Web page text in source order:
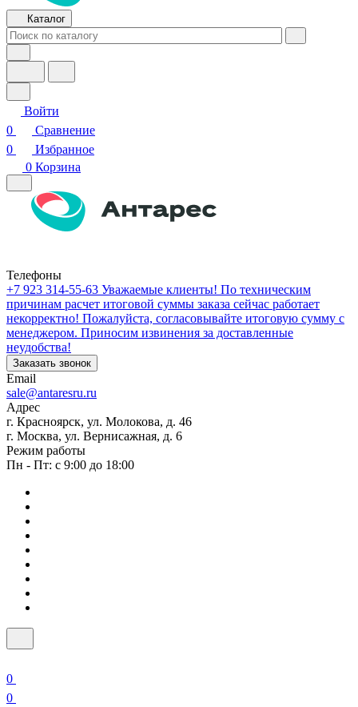
Каталог
Войти
0
Сравнение
0
Избранное
0 Корзина
Телефоны
+7 923 314-55-63 Уважаемые клиенты! По техническим
причинам расчет итоговой суммы заказа сейчас работает
некорректно! Пожалуйста, согласовывайте итоговую сумму с
менеджером. Приносим извинения за доставленные
неудобства!
Заказать звонок
Email
sale@antaresru.ru
Адрес
г. Красноярск, ул. Молокова, д. 46
г. Москва, ул. Вернисажная, д. 6
Режим работы
Пн - Пт: с 9:00 до 18:00
0
0